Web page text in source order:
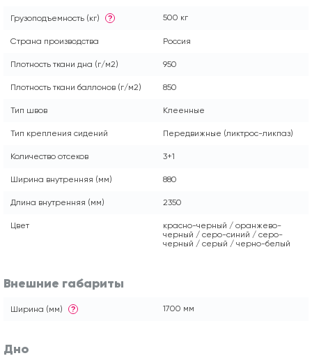
Грузоподъемность (кг) ? 500 кг
Страна производства Россия
Плотность ткани дна (г/м2) 950
Плотность ткани баллонов (г/м2) 850
Тип швов Клеенные
Тип крепления сидений Передвижные (ликтрос-ликпаз)
Количество отсеков 3+1
Ширина внутренняя (мм) 880
Длина внутренняя (мм) 2350
Цвет
красно-черный / оранжево-
черный / серо-синий / серо-
черный / серый / черно-белый
Внешние габариты
Ширина (мм) ? 1700 мм
Дно